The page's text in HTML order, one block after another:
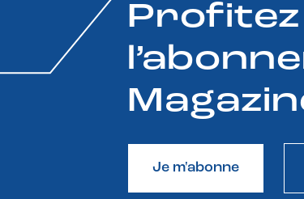
Profitez
Je m'abonne